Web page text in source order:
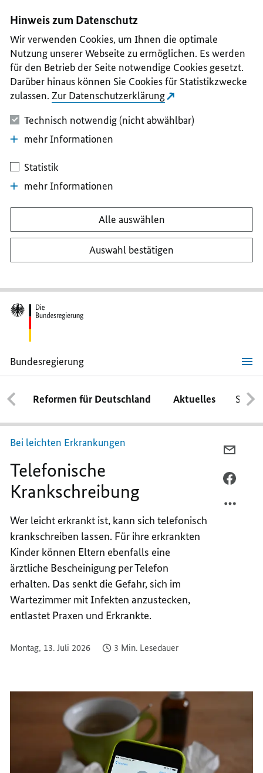
II
III
IV
V
Hinweis zum Datenschutz
Wir verwenden Cookies, um Ihnen die optimale
Nutzung unserer Webseite zu ermöglichen. Es werden
für den Betrieb der Seite notwendige Cookies gesetzt.
Darüber hinaus können Sie Cookies für Statistikzwecke
zulassen. Zur Datenschutzerklärung
Technisch notwendig (nicht abwählbar)
mehr Informationen
Statistik
mehr Informationen
Alle auswählen
Auswahl bestätigen
Bundesregierung
Telefonische
Krankschreibung
Reformen für Deutschland Aktuelles
Bei leichten Erkrankungen
Telefonische
Krankschreibung
Wer leicht erkrankt ist, kann sich telefonisch
krankschreiben lassen. Für ihre erkrankten
Kinder können Eltern ebenfalls eine
ärztliche Bescheinigung per Telefon
erhalten. Das senkt die Gefahr, sich im
Wartezimmer mit Infekten anzustecken,
entlastet Praxen und Erkrankte.
Montag, 13. Juli 2026 3 Min. Lesedauer